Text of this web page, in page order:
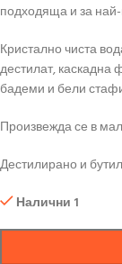
подходяща и за най-
Кристално чиста
дестилат,
бадеми и бели
Произвежда се в
Дестилирано и
Налични 1